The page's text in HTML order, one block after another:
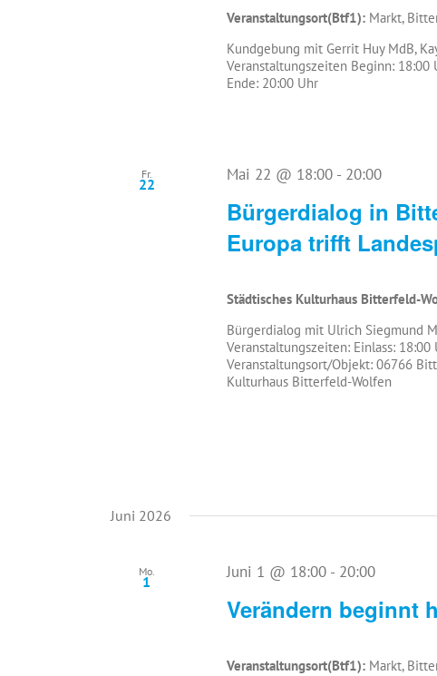
Veranstaltungsort(Btf1): Markt,
Kundgebung mit Gerrit Huy MdB,
Veranstaltungszeiten Beginn: 18:00
Ende: 20:00 Uhr
Fr.
22
Bürgerdialog in
Europa trifft
Mai 22 @ 18:00- 20:00
Städtisches Kulturhaus Bitterfeld-
Bürgerdialog mit Ulrich Siegmund
Veranstaltungszeiten: Einlass:
Veranstaltungsort/Objekt: 06766
Kulturhaus Bitterfeld-Wolfen
Juni 2026
Mo.
1
Verändern beginnt
Juni 1 @ 18:00- 20:00
Veranstaltungsort(Btf1): Markt,